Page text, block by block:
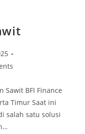
Sawit BFI Finance
Timur Saat ini
salah satu solusi